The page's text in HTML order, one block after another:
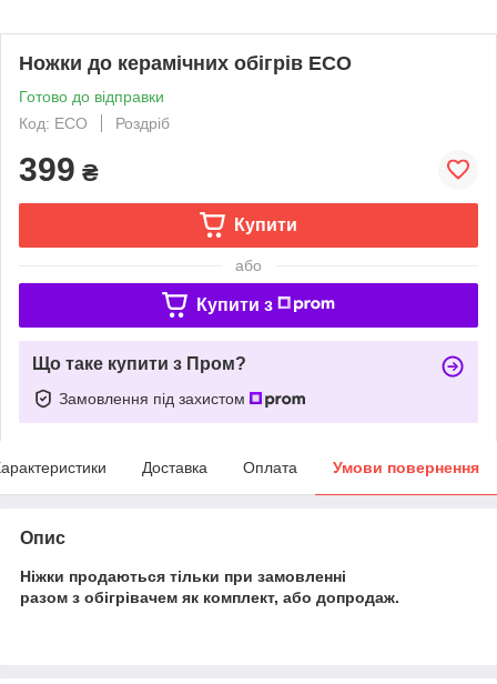
Ножки до керамічних обігрів ECO
Готово до відправки
Код: ECO
Роздріб
399 ₴
Купити
або
Купити з
Що таке купити з Пром?
Замовлення під захистом
Доставка Оплата Умови повернення
Опис
Ніжки продаються тільки при замовленні
разом з обігрівачем як комплект, або допродаж.